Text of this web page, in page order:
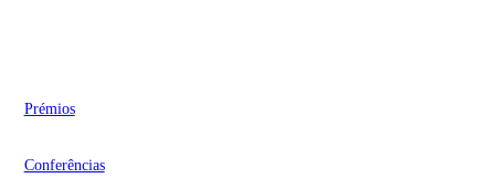
Prémios
Conferências